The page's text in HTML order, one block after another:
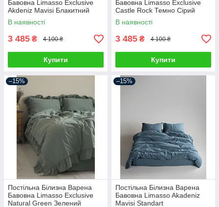
Бавовна Limasso Exclusive
Akdeniz Mavisi Блакитний
двоспальний євро 200х220см
В наявності
3 485 ₴ 4 100 ₴
Купити
Бавовна Limasso Exclusive
Castle Rock Темно Сірий
двоспальний євро 200х220см
В наявності
3 485 ₴ 4 100 ₴
Купити
–15%
Постільна Білизна Варена
Бавовна Limasso Exclusive
Natural Green Зелений
–15%
Постільна Білизна Варена
Бавовна Limasso Akadeniz
Mavisi Standart